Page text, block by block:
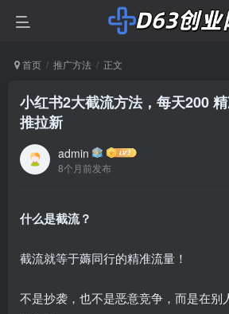
首页 推广方法 正文
小红书2大截流方法，每天200
推拉新
admin
8个月前发布
什么是截流？
截流就等于薅同行的精准流量！
不是抄袭，也不是恶意竞争，而是在别